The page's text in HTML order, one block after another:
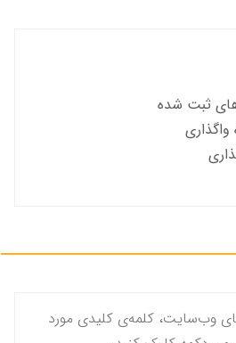
ثبت شده
وب‌سایت، کلمه‌ی کلیدی مورد